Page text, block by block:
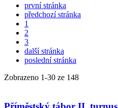
první stránka
předchozí stránka
1
2
3
další stránka
poslední stránka
Zobrazeno 1-30 ze 148